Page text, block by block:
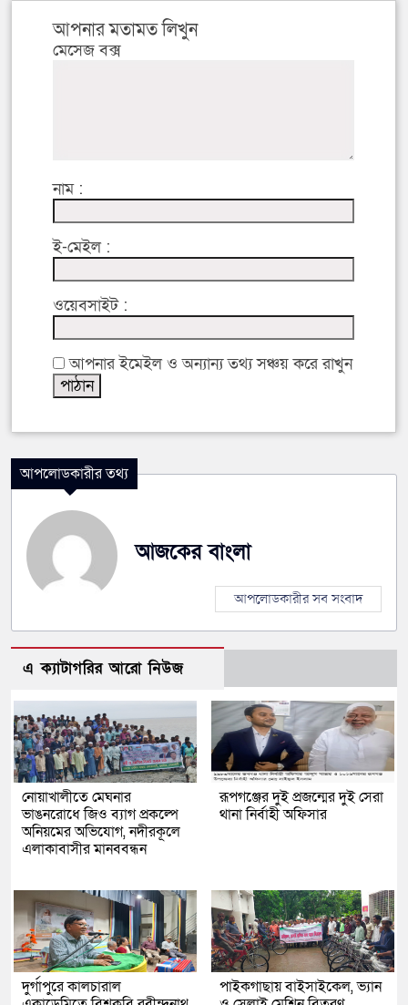
আপনার মতামত লিখুন
মেসেজ বক্স
নাম :
ই-মেইল :
ওয়েবসাইট :
আপনার ইমেইল ও অন্যান্য তথ্য সঞ্চয় করে রাখুন
আপলোডকারীর তথ্য
আজকের বাংলা
আপলোডকারীর সব সংবাদ
এ ক্যাটাগরির আরো নিউজ
নোয়াখালীতে মেঘনার
ভাঙনরোধে জিও ব্যাগ প্রকল্পে
অনিয়মের অভিযোগ, নদীরকূলে
এলাকাবাসীর মানববন্ধন
রূপগঞ্জের দুই প্রজন্মের দুই সেরা
থানা নির্বাহী অফিসার
দুর্গাপুরে কালচারাল
পাইকগাছায় বাইসাইকেল, ভ্যান